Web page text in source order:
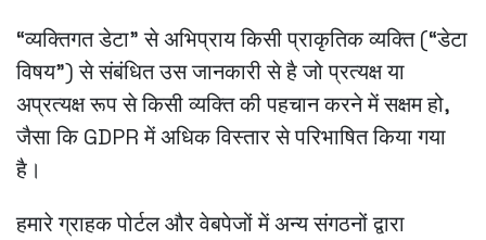
“व्यक्तिगत डेटा” से अभिप्राय किसी प्राकृतिक व्यक्ति (“डेटा
विषय”) से संबंधित उस जानकारी से है जो प्रत्यक्ष या
अप्रत्यक्ष रूप से किसी व्यक्ति की पहचान करने में सक्षम हो,
जैसा कि GDPR में अधिक विस्तार से परिभाषित किया गया
है।
हमारे ग्राहक पोर्टल और वेबपेजों में अन्य संगठनों द्वारा